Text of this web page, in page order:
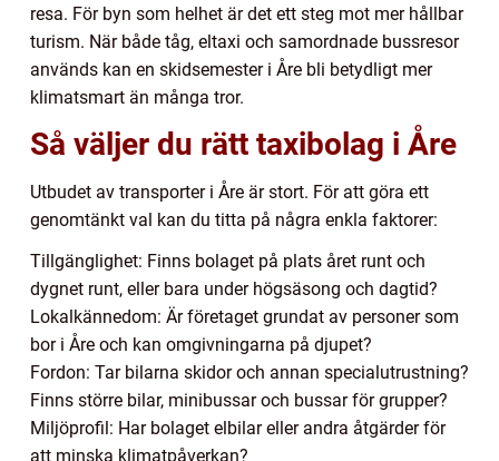
resa. För byn som helhet är det ett steg mot mer hållbar
turism. När både tåg, eltaxi och samordnade bussresor
används kan en skidsemester i Åre bli betydligt mer
klimatsmart än många tror.
Så väljer du rätt taxibolag i Åre
Utbudet av transporter i Åre är stort. För att göra ett
genomtänkt val kan du titta på några enkla faktorer:
Tillgänglighet: Finns bolaget på plats året runt och
dygnet runt, eller bara under högsäsong och dagtid?
Lokalkännedom: Är företaget grundat av personer som
bor i Åre och kan omgivningarna på djupet?
Fordon: Tar bilarna skidor och annan specialutrustning?
Finns större bilar, minibussar och bussar för grupper?
Miljöprofil: Har bolaget elbilar eller andra åtgärder för
att minska klimatpåverkan?